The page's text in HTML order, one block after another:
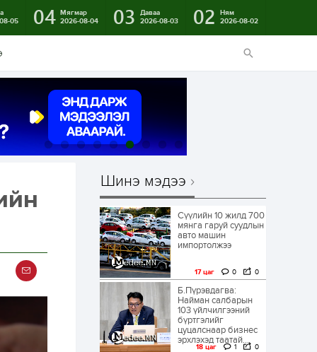
05
04 Мягмар
2026-08-04
03
Даваа
2026-08-03
02
Ням
2026-08-02
Шинэ мэдээ
Сүүлийн 10 жилд 700
мянга гаруй суудлын
авто машин
импортолжээ
17 цаг 0 0
Б.Пүрэвдагва:
Найман салбарын
103 үйлчилгээний
бүртгэлийг
цуцалснаар бизнес
эрхлэхэд таатай...
18 цаг 1 0